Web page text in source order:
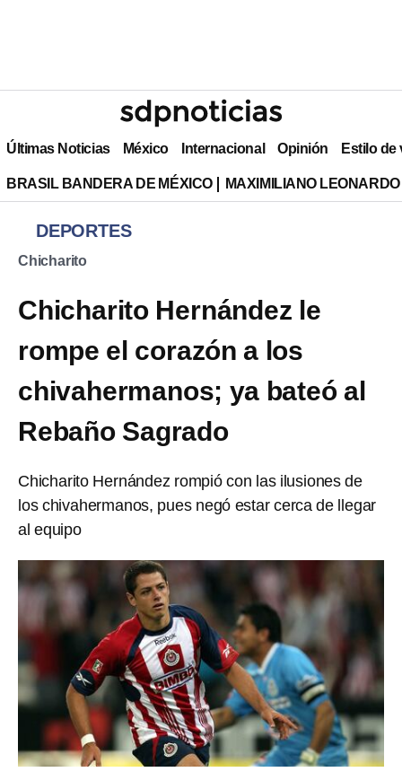
Últimas Noticias México Internacional Opinión Estilo de
BRASIL BANDERA DE MÉXICO MAXIMILIANO
DEPORTES
Chicharito
Chicharito Hernández le
rompe el corazón a los
chivahermanos; ya bateó al
Rebaño Sagrado
Chicharito Hernández rompió con las ilusiones de
los chivahermanos, pues negó estar cerca de llegar
al equipo